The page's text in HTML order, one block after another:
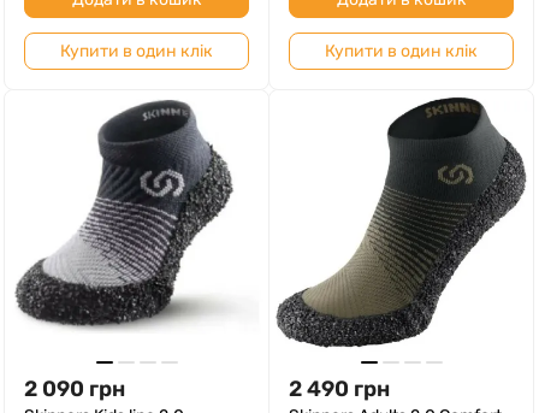
Купити в один клік Купити в один клік
2 090 грн 2 490 грн